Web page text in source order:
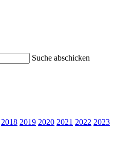
Suche abschicken
2018 2019 2020 2021 2022 2023